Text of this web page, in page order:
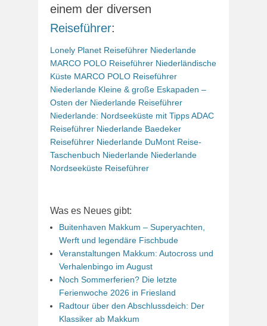
einem der diversen
Reiseführer:
Lonely Planet Reiseführer Niederlande
MARCO POLO Reiseführer Niederländische
Küste MARCO POLO Reiseführer
Niederlande Kleine & große Eskapaden –
Osten der Niederlande Reiseführer
Niederlande: Nordseeküste mit TippsADAC
Reiseführer Niederlande Baedeker
Reiseführer Niederlande DuMont Reise-
Taschenbuch Niederlande Niederlande
Nordseeküste Reiseführer
Was es Neues gibt:
Buitenhaven Makkum – Superyachten,
Werft und legendäre Fischbude
Veranstaltungen Makkum: Autocross und
Verhalenbingo im August
Noch Sommerferien? Die letzte
Ferienwoche 2026 in Friesland
Radtour über den Abschlussdeich: Der
Klassiker ab Makkum